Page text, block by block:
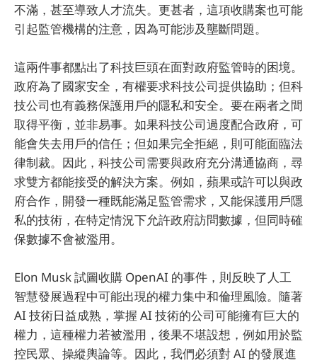
不滿，甚至導致人才流失。更甚者，這項收購案也可能
引起監管機構的注意，因為可能涉及壟斷問題。
這兩件事都點出了科技巨頭在面對政府監管時的困境。
政府為了國家安全，有權要求科技公司提供協助；但科
技公司也有義務保護用戶的隱私和安全。要在兩者之間
取得平衡，並非易事。如果科技公司過度配合政府，可
能會失去用戶的信任；但如果完全拒絕，則可能面臨法
律制裁。因此，科技公司需要與政府充分溝通協商，尋
求雙方都能接受的解決方案。例如，蘋果或許可以與政
府合作，開發一種既能滿足監管需求，又能保護用戶隱
私的技術，在特定情況下允許政府訪問數據，但同時確
保數據不會被濫用。
Elon Musk 試圖收購 OpenAI 的事件，則反映了人工
智慧發展過程中可能出現的權力集中和倫理風險。隨著
AI 技術日益成熟，掌握 AI 技術的公司可能擁有巨大的
權力，這種權力若被濫用，後果不堪設想，例如用於監
控民眾、操縱輿論等。因此，我們必須對 AI 的發展進